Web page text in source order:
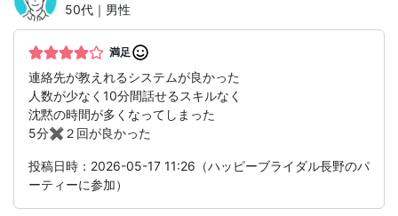
50代｜男性
満足
連絡先が教えれるシステムが良かった
人数が少なく10分間話せるスキルなく
沈黙の時間が多くなってしまった
5分✖️２回が良かった
投稿日時：2026-05-17 11:26（ハッピーブライダル長野のパ
ーティーに参加）